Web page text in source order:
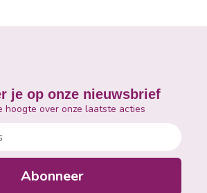
je op onze nieuwsbrief
hoogte over onze laatste acties
Abonneer